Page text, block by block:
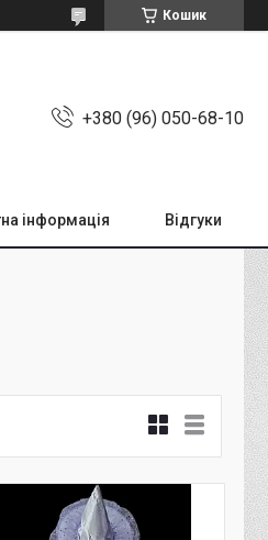
Кошик
+380 (96) 050-68-10
інформація Відгуки